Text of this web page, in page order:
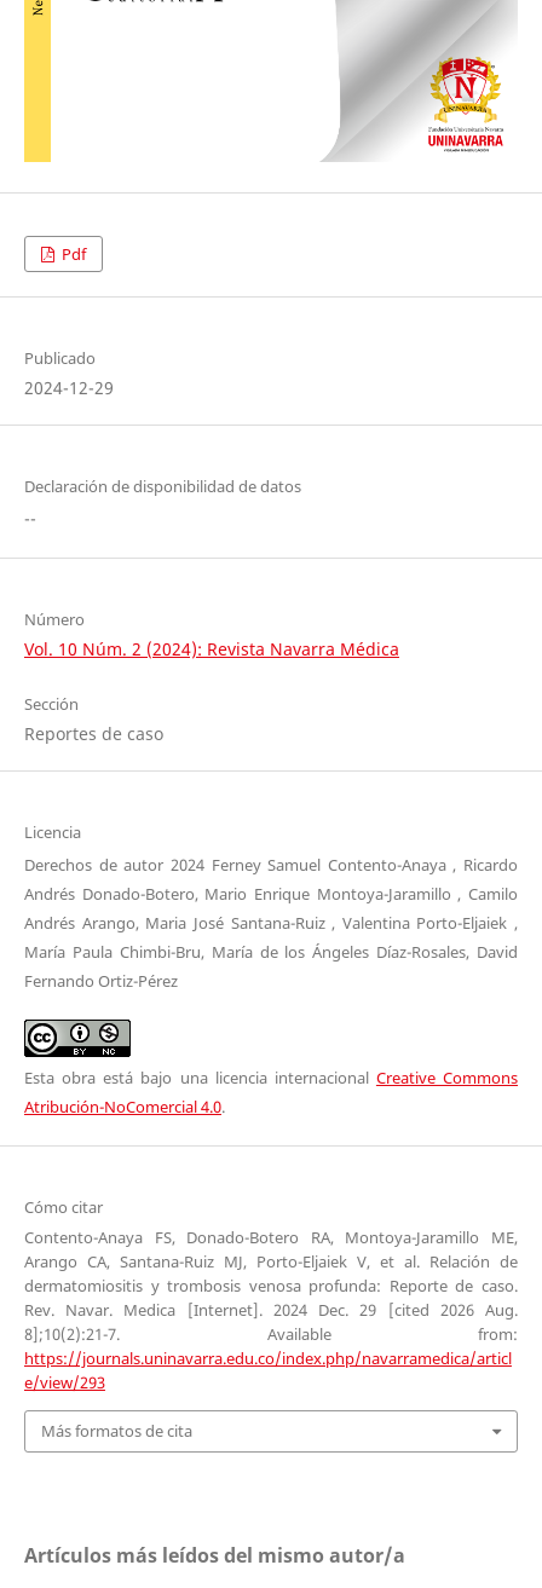
Pdf
Publicado
2024-12-29
Declaración de disponibilidad de datos
--
Número
Vol. 10 Núm. 2 (2024): Revista Navarra Médica
Sección
Reportes de caso
Licencia
Derechos de autor 2024 Ferney Samuel Contento-Anaya , Ricardo
Andrés Donado-Botero, Mario Enrique Montoya-Jaramillo , Camilo
Andrés Arango, Maria José Santana-Ruiz , Valentina Porto-Eljaiek ,
María Paula Chimbi-Bru, María de los Ángeles Díaz-Rosales, David
Fernando Ortiz-Pérez
Esta obra está bajo una licencia internacional Creative Commons
Atribución-NoComercial 4.0.
Cómo citar
Contento-Anaya FS, Donado-Botero RA, Montoya-Jaramillo ME,
Arango CA, Santana-Ruiz MJ, Porto-Eljaiek V, et al. Relación de
dermatomiositis y trombosis venosa profunda: Reporte de caso.
Rev. Navar. Medica [Internet]. 2024 Dec. 29 [cited 2026 Aug.
8];10(2):21-7. Available from:
https://journals.uninavarra.edu.co/index.php/navarramedica/articl
e/view/293
Más formatos de cita
Artículos más leídos del mismo autor/a